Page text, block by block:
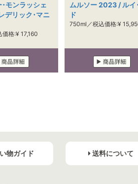
･モンラッシェ
デリック･マニ
格:¥ 17,160
ムルソー 2023 / ルイ
ド
750ml／税込価格:¥
物ガイド 送料について